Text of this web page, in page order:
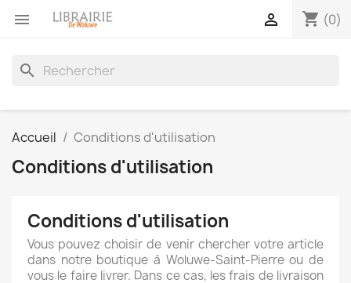
 shopping_cart (0)

search
Accueil Conditions d'utilisation
Conditions d'utilisation
Conditions d'utilisation
Vous pouvez choisir de venir chercher votre article
dans notre boutique à Woluwe-Saint-Pierre ou de
vous le faire livrer. Dans ce cas, les frais de livraison